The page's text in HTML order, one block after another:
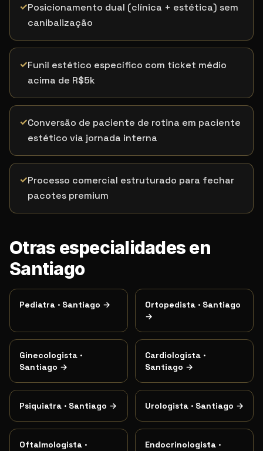
✓Posicionamento dual (clínica + estética) sem
canibalização
✓Funil estético específico com ticket médio
acima de R$5k
✓Conversão de paciente de rotina em paciente
estético via jornada interna
✓Processo comercial estruturado para fechar
pacotes premium
Otras especialidades en
Santiago
Pediatra · Santiago → Ortopedista · Santiago
→
Ginecologista ·
Santiago →
Cardiologista ·
Santiago →
Psiquiatra · Santiago → Urologista · Santiago →
Oftalmologista ·
Endocrinologista ·